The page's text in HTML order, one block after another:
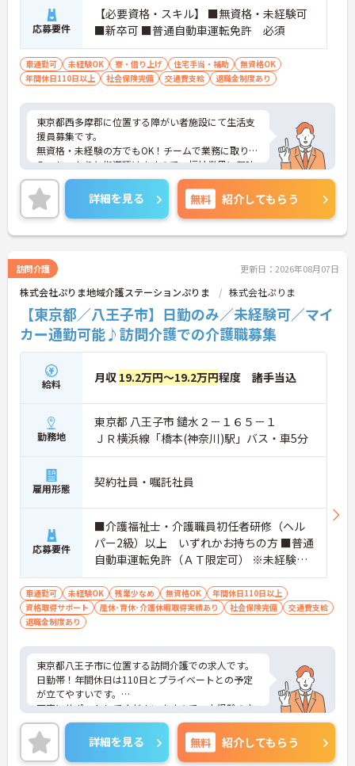
応募要件
【必要資格・スキル】 ■無資格・未経験可
■新卒可 ■普通自動車運転免許 必須
車通勤可 未経験OK 寮・借り上げ 住宅手当・補助
無資格OK
年間休日110日以上
社会保険完備 交通費支給 退職金制度あり
東京都西多摩郡に位置する障がい者施設にて生活支
援員募集です。
無資格・未経験の方でもOK！チームで業務に取り組
み、しっかりと指導頂けますので、福祉業界に興味
のある方なら誰でも安心してお仕事を始められます
♪
ご興味のある方には、面接対策ポイントなど、さら
に詳細をお話いたしますので、お気軽にご相談くだ
さい。
詳細を見る 無料 紹介してもらう
訪問介護 更新日：2026年08月07日
株式会社ぷりま地域介護ステーションぷりま 株式会社ぷりま
【東京都／八王子市】日勤のみ／未経験可／マイ
カー通勤可能♪訪問介護での介護職募集
給料 月収 19.2万円～19.2万円程度 諸手当込
勤務地
東京都 八王子市 鑓水２－１６５－１
ＪＲ横浜線「橋本(神奈川)駅」バス・車5分
雇用形態 契約社員・嘱託社員
応募要件
■介護福祉士・介護職員初任者研修（ヘル
パー2級）以上 いずれかお持ちの方 ■普通
自動車運転免許（ＡＴ限定可） ※未経験の
方でも親切丁寧にサポート致します
車通勤可 未経験OK 残業少なめ 無資格OK
年間休日110日以上
資格取得サポート
産休･育休･介護休暇取得実績あり 社会保険完備
交通費支給
退職金制度あり
東京都八王子市に位置する訪問介護での求人です。
日勤帯！年間休日は110日とプライベートとの予定
が立てやすいです。
丁寧にサポートしてくださいますので、未経験の方
でも安心してご就業していただけます。
ご興味のある方は、お気軽にお問い合わせくださ
い。
詳細を見る 無料 紹介してもらう